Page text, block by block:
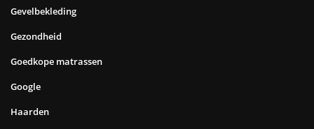
Gevelbekleding
Gezondheid
Goedkope matrassen
Google
Haarden